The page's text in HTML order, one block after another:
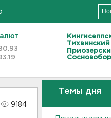
9184
Темы дня